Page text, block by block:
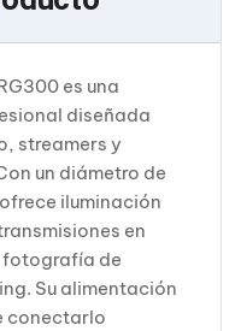
es una
diseñada
streamers y
un diámetro de
iluminación
en
de
Su alimentación
conectarlo